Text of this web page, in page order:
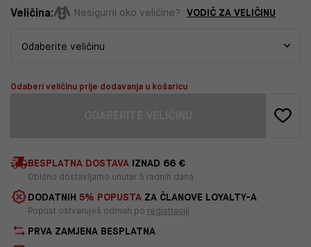
Veličina: Nesigurni oko veličine? VODIČ ZA VELIČINU
Odaberi veličinu prije dodavanja u košaricu
BESPLATNA DOSTAVA IZNAD 66 €
Obično dostavljamo unutar 5 radnih dana
DODATNIH 5% POPUSTA ZA ČLANOVE LOYALTY-A
Popust ostvaruješ odmah po registraciji
PRVA ZAMJENA BESPLATNA